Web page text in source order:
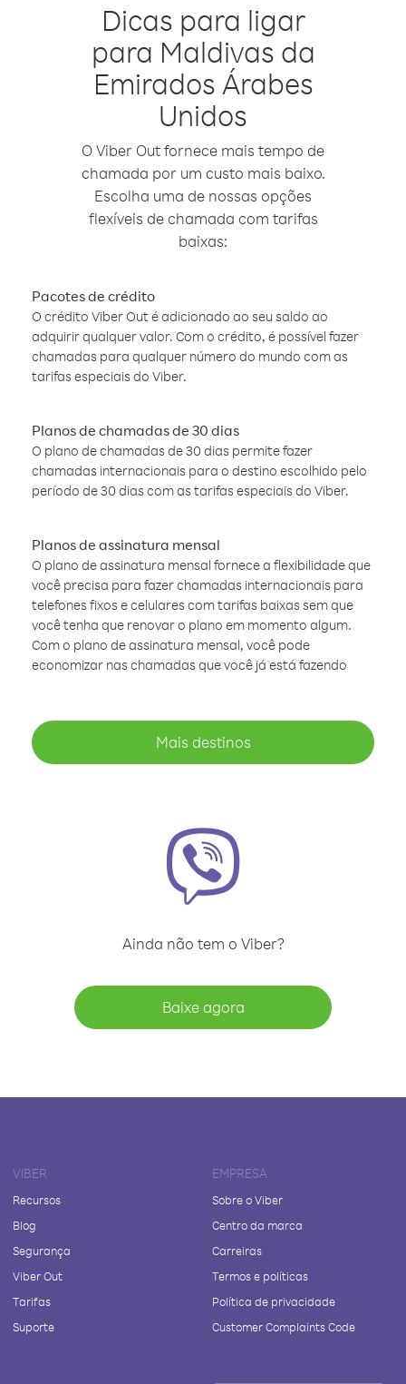
Dicas para ligar
para Maldivas da
Emirados Árabes
Unidos
O Viber Out fornece mais tempo de
chamada por um custo mais baixo.
Escolha uma de nossas opções
flexíveis de chamada com tarifas
baixas:
Pacotes de crédito
O crédito Viber Out é adicionado ao seu saldo ao
adquirir qualquer valor. Com o crédito, é possível fazer
chamadas para qualquer número do mundo com as
tarifas especiais do Viber.
Planos de chamadas de 30 dias
O plano de chamadas de 30 dias permite fazer
chamadas internacionais para o destino escolhido pelo
período de 30 dias com as tarifas especiais do Viber.
Planos de assinatura mensal
O plano de assinatura mensal fornece a flexibilidade que
você precisa para fazer chamadas internacionais para
telefones fixos e celulares com tarifas baixas sem que
você tenha que renovar o plano em momento algum.
Com o plano de assinatura mensal, você pode
economizar nas chamadas que você já está fazendo
Mais destinos
Ainda não tem o Viber?
Baixe agora
VIBER
Recursos
Blog
Segurança
Viber Out
Tarifas
Suporte
EMPRESA
Sobre o Viber
Centro da marca
Carreiras
Termos e políticas
Política de privacidade
Customer Complaints Code